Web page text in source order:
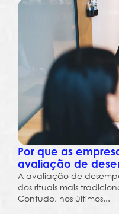
Por que as
avaliação de
A avaliação de
dos rituais mais
Contudo, nos últimos...